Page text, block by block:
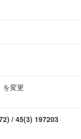
を変更
/ 45(3) 197203